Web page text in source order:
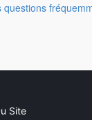
questions
Site